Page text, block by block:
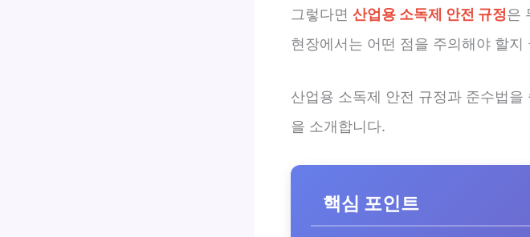
그렇다면 산업용 소독제 안전 규정은
현장에서는 어떤 점을 주의해야 할지
산업용 소독제 안전 규정과 준수법
을 소개합니다.
핵심 포인트